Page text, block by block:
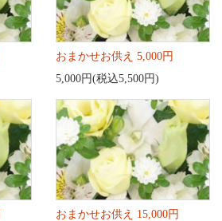
おまかせお供え 5,000円
5,000円(税込5,500円)
おまかせお供え 15,000円